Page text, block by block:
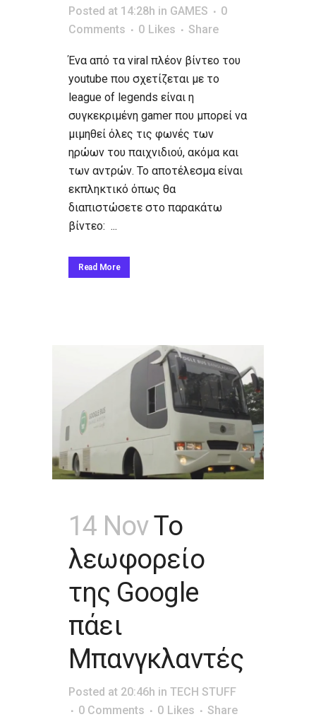
Posted at 14:28h in GAMES
0
Comments
0 Likes Share
Ένα από τα viral πλέον βίντεο του
youtube που σχετίζεται με το
league of legends είναι η
συγκεκριμένη gamer που μπορεί να
μιμηθεί όλες τις φωνές των
ηρώων του παιχνιδιού, ακόμα και
των αντρών. Το αποτέλεσμα είναι
εκπληκτικό όπως θα
διαπιστώσετε στο παρακάτω
βίντεο: ...
Read More
14 NovΤο
λεωφορείο
της Google
πάει
Μπανγκλαντές
Posted at 20:46h in TECH STUFF
0 Comments
0 Likes Share